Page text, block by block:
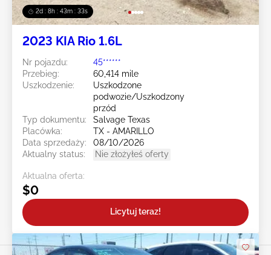
2d : 8h : 43m : 30s
2023 KIA Rio 1.6L
Nr pojazdu:
45******
Przebieg:
60,414 mile
Uszkodzenie:
Uszkodzone
podwozie/Uszkodzony
przód
Typ dokumentu:
Salvage Texas
Placówka:
TX - AMARILLO
Data sprzedaży:
08/10/2026
Aktualny status:
Nie złożyłeś oferty
Aktualna oferta:
$0
Licytuj teraz!